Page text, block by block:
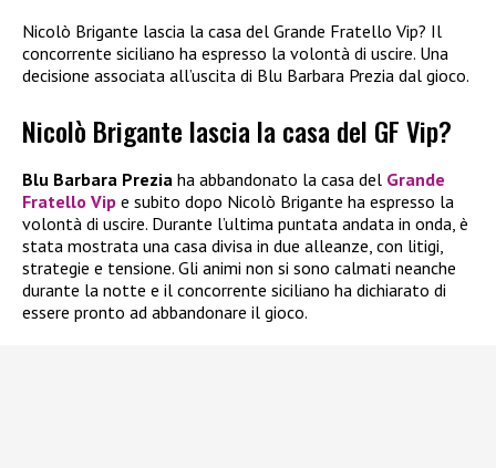
Nicolò Brigante lascia la casa del Grande Fratello Vip? Il
concorrente siciliano ha espresso la volontà di uscire. Una
decisione associata all’uscita di Blu Barbara Prezia dal gioco.
Nicolò Brigante lascia la casa del GF Vip?
Blu Barbara Prezia ha abbandonato la casa del Grande
Fratello Vip e subito dopo Nicolò Brigante ha espresso la
volontà di uscire. Durante l’ultima puntata andata in onda, è
stata mostrata una casa divisa in due alleanze, con litigi,
strategie e tensione. Gli animi non si sono calmati neanche
durante la notte e il concorrente siciliano ha dichiarato di
essere pronto ad abbandonare il gioco.